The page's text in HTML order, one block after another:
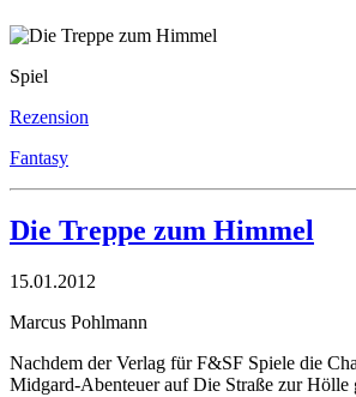
Spiel
Rezension
Fantasy
Die Treppe zum Himmel
15.01.2012
Marcus Pohlmann
Nachdem der Verlag für F&SF Spiele die
Midgard-Abenteuer auf Die Straße zur Hölle